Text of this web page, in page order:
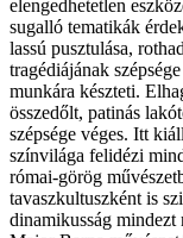
elengedhetetlen
sugalló tematikák
lassú pusztulása,
tragédiájának
munkára készteti.
összedőlt, patinás
szépsége véges. Itt
színvilága felidézi
római-görög
tavaszkultuszként is
dinamikusság mindezt